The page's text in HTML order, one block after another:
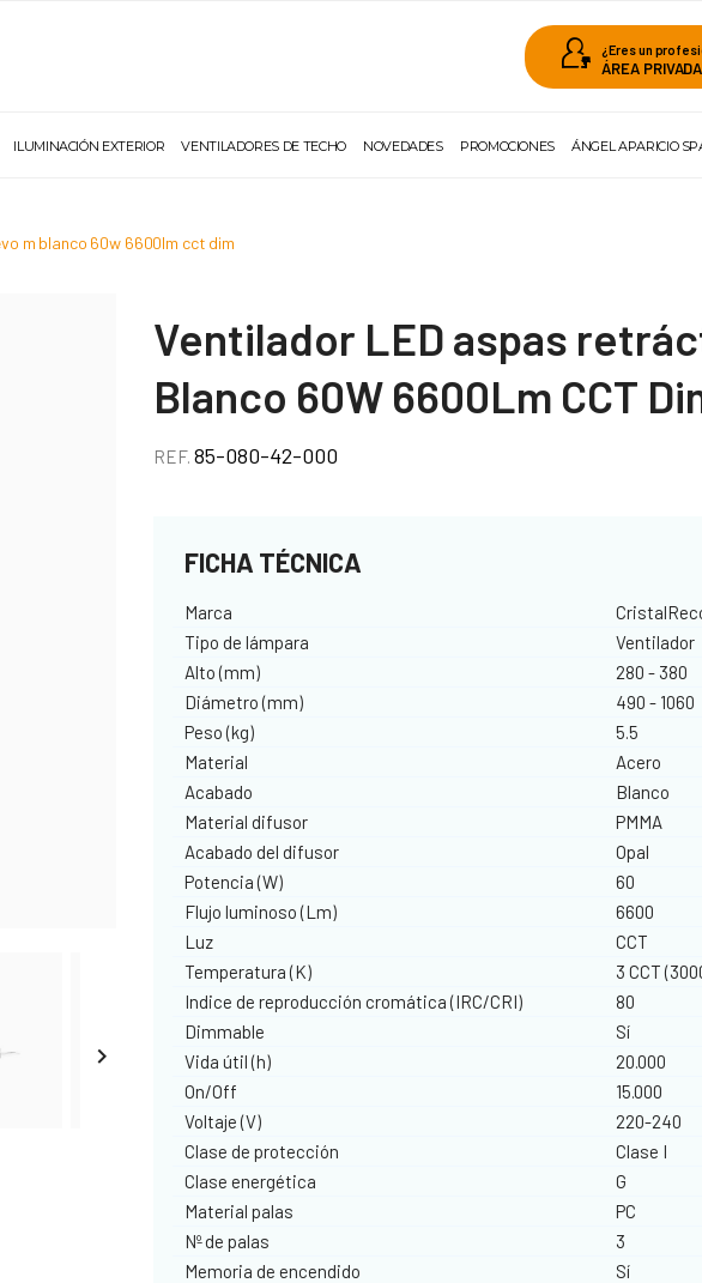
¿Eres un
ÁREA PRIVADA
ILUMINACIÓN EXTERIOR VENTILADORES DE TECHO NOVEDADES PROMOCIONES ÁNGEL APARICIO
m blanco 60w 6600lm cct dim

Ventilador LED aspas
Blanco 60W 6600Lm CCT
REF.85-080-42-000
FICHA TÉCNICA
Marca
Tipo de lámpara
Ventilador
Alto (mm)
280 - 380
Diámetro (mm)
490 - 1060
Peso (kg)
5.5
Material
Acero
Acabado
Blanco
Material difusor
PMMA
Acabado del difusor
Opal
Potencia (W)
60
Flujo luminoso (Lm)
6600
Luz
CCT
Temperatura (K)
3 CCT
Indice de reproducción cromática (IRC/CRI)
80
Dimmable
Sí
Vida útil (h)
20.000
On/Off
15.000
Voltaje (V)
220-240
Clase de protección
Clase I
Clase energética
G
Material palas
PC
Nº de palas
3
Memoria de encendido
Sí